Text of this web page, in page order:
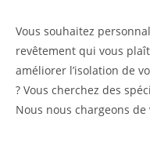
Vous souhaitez
revêtement qui vous
améliorer l’isolation de
? Vous cherchez des
Nous nous chargeons